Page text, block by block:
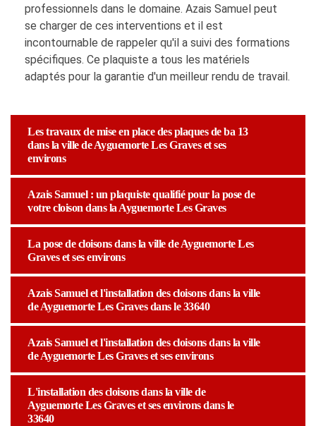
professionnels dans le domaine. Azais Samuel peut
se charger de ces interventions et il est
incontournable de rappeler qu'il a suivi des formations
spécifiques. Ce plaquiste a tous les matériels
adaptés pour la garantie d'un meilleur rendu de travail.
Les travaux de mise en place des plaques de ba 13
dans la ville de Ayguemorte Les Graves et ses
environs
Azais Samuel : un plaquiste qualifié pour la pose de
votre cloison dans la Ayguemorte Les Graves
La pose de cloisons dans la ville de Ayguemorte Les
Graves et ses environs
Azais Samuel et l'installation des cloisons dans la ville
de Ayguemorte Les Graves dans le 33640
Azais Samuel et l'installation des cloisons dans la ville
de Ayguemorte Les Graves et ses environs
L'installation des cloisons dans la ville de
Ayguemorte Les Graves et ses environs dans le
33640